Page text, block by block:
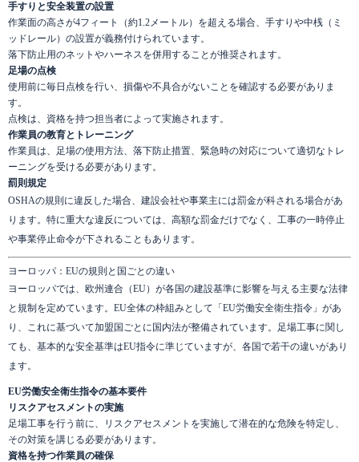
手すりと安全装置の設置
作業面の高さが4フィート（約1.2メートル）を超える場合、手すりや中桟（ミ
ッドレール）の設置が義務付けられています。
落下防止用のネットやハーネスを併用することが推奨されます。
足場の点検
使用前に毎日点検を行い、損傷や不具合がないことを確認する必要がありま
す。
点検は、資格を持つ担当者によって実施されます。
作業員の教育とトレーニング
作業員は、足場の使用方法、落下防止措置、緊急時の対応について適切なトレ
ーニングを受ける必要があります。
罰則規定
OSHAの規則に違反した場合、建設会社や事業主には罰金が科される場合があ
ります。特に重大な違反については、高額な罰金だけでなく、工事の一時停止
や事業停止命令が下されることもあります。
ヨーロッパ：EUの規則と国ごとの違い
ヨーロッパでは、欧州連合（EU）が各国の建設基準に影響を与える主要な法律
と規制を定めています。EU全体の枠組みとして「EU労働安全衛生指令」があ
り、これに基づいて加盟国ごとに国内法が整備されています。足場工事に関し
ても、基本的な安全基準はEU指令に準じていますが、各国で若干の違いがあり
ます。
EU労働安全衛生指令の基本要件
リスクアセスメントの実施
足場工事を行う前に、リスクアセスメントを実施して潜在的な危険を特定し、
その対策を講じる必要があります。
資格を持つ作業員の確保